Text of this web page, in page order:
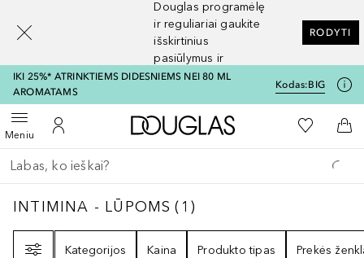
Douglas programėlę
ir reguliariai gaukite
išskirtinius
pasiūlymus ir
nuolaidas
RODYTI
IKI 25%* ATRINKTIEMS DIDESNIEMS NEI 80 ML
AROMATAMS
Kodas:BIG
MeniuAtidaryti meniuĮ mano paskyrą
Į Douglas pagrindinį
Į mano
Į
Grįžk atgal
Vykdykite paiešką
INTIMINA - LŪPOMS 1
INTIMINA - LŪPOMS ( 1 )
Kategorijos
Kaina Produkto tipas Prekės
[navigation.slideout.screenreader]